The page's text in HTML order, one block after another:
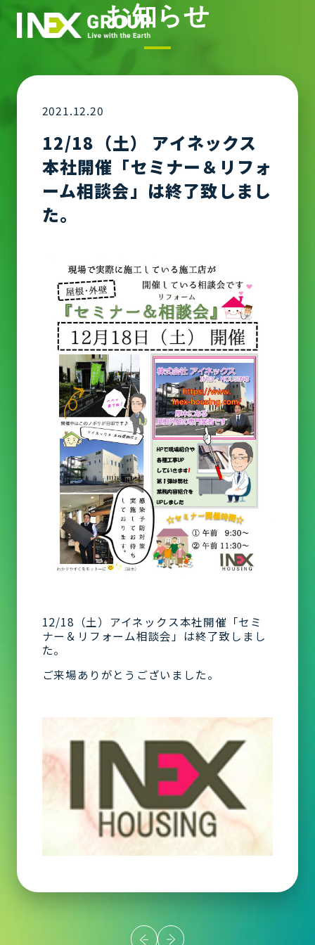
お知らせ
2021.12.20
12/18（土） アイネックス
本社開催「セミナー＆リフォ
ーム相談会」は終了致しまし
た。
12/18（土）アイネックス本社開催「セミ
ナー＆リフォーム相談会」は終了致しまし
た。
ご来場ありがとうございました。